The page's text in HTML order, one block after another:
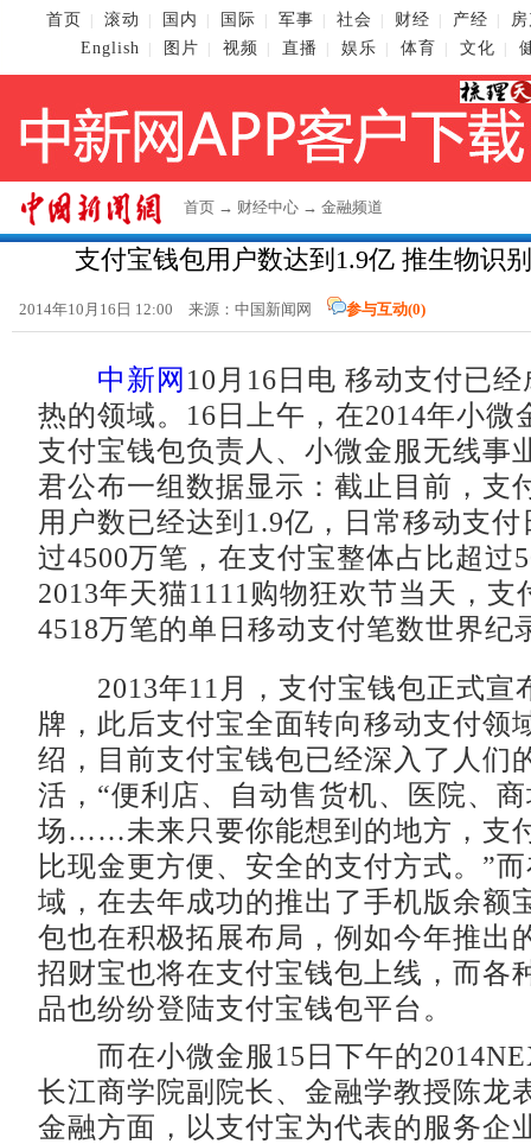
首页 滚动 国内 国际 军事 社会 财经 产经
English
图片 视频 直播 娱乐 体育 文化
首页 → 财经中心 → 金融频道
支付宝钱包用户数达到1.9亿 推生物识
2014年10月16日 12:00 来源： 中国新闻网 参与互动(0)
中新网 10月16日电 移动支付已
热的领域。16日上午，在2014年小微
支付宝钱包负责人、小微金服无线事
君公布一组数据显示：截止目前，支
用户数已经达到1.9亿，日常移动支
过4500万笔，在支付宝整体占比超过
2013年天猫1111购物狂欢节当天，支
4518万笔的单日移动支付笔数世界纪
2013年11月，支付宝钱包正式宣
牌，此后支付宝全面转向移动支付领
绍，目前支付宝钱包已经深入了人们
活，“便利店、自动售货机、医院、
场……未来只要你能想到的地方，支
比现金更方便、安全的支付方式。”
域，在去年成功的推出了手机版余额
包也在积极拓展布局，例如今年推出
招财宝也将在支付宝钱包上线，而各
品也纷纷登陆支付宝钱包平台。
而在小微金服15日下午的
长江商学院副院长、金融学教授陈龙
金融方面，以支付宝为代表的服务企